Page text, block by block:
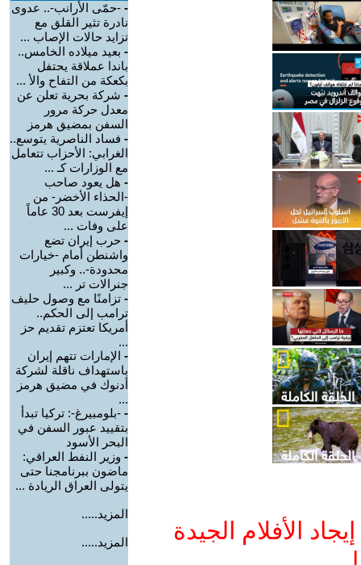
الأفلام الجيدة
- -حمّى الأرانب-.. عدوى
نادرة تثير القلق مع
تزايد حالات الإصاب ...
- بعيد ميلاده الخامس..
باندا عملاقة يحتفل
بكعكة من التفاح والأ ...
- شركة بحرية تعلن عن
معدل حركة مرور
السفن بمضيق هرمز
- فساد الناصرية يتوسع..
الغرابي: الأحزاب تتعامل
مع الوزارات كـ ...
- هل يعود صاحب
-الحذاء الأخضر- من
إيفرست بعد 30 عاماً
على وفات ...
- حرب إيران تضع
واشنطن أمام -خيارات
محدودة-.. وكبير
جنرالات تر ...
- تزامنًا مع وصول حليف
ترامب إلى الحكم..
أمريكا تعتزم تقديم حز
...
- الإمارات تتهم إيران
باستهداف ناقلة لشركة
أدنوك في مضيق هرمز
...
- -بلومبيرغ-: تركيا تبدأ
بتقييد عبور السفن في
البحر الأسود
- وزير النفط العراقي:
ماضون ببرنامجنا حتى
يتولى العراق الريادة ...
المزيد.....
المزيد.....